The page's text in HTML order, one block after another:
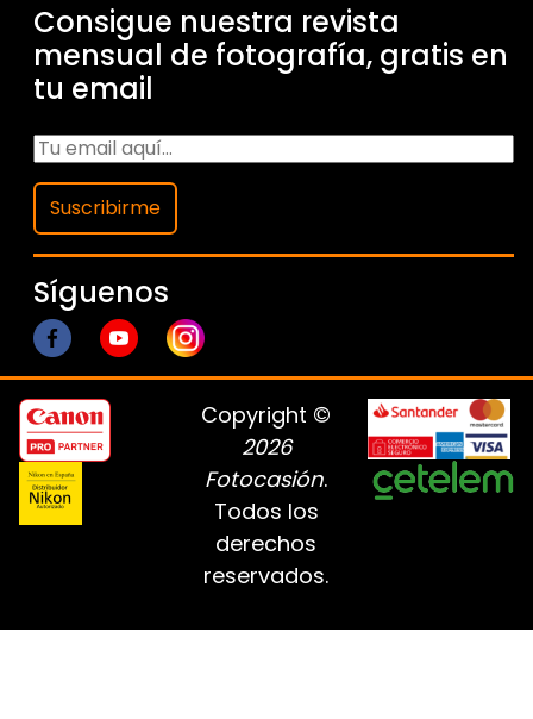
Consigue nuestra revista
mensual de fotografía, gratis en
tu email
Suscribirme
Síguenos
Copyright ©
2026
Fotocasión.
Todos los
derechos
reservados.